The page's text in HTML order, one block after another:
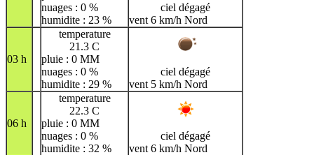
nuages : 0 %
humidite : 23 %
ciel dégagé
vent 6 km/h Nord
03 h
temperature
21.3 C
pluie : 0 MM
nuages : 0 %
humidite : 29 %
ciel dégagé
vent 5 km/h Nord
06 h
temperature
22.3 C
pluie : 0 MM
nuages : 0 %
humidite : 32 %
ciel dégagé
vent 6 km/h Nord